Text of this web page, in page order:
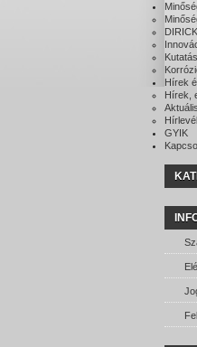
Hírek
Hírek,
Hírlevél
GYIK